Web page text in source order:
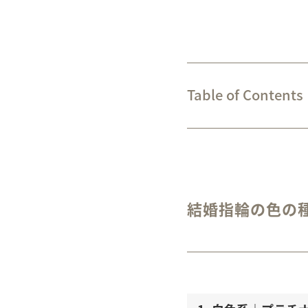
Table of Contents
結婚指輪の色の